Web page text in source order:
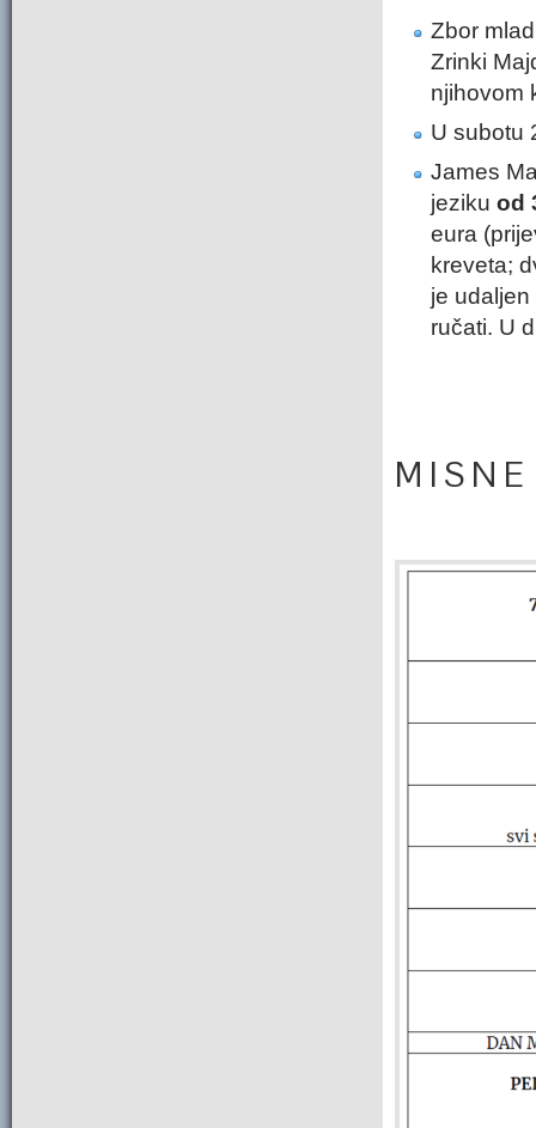
Zbor
Zrinki
njihovom
U subotu
James
jeziku od
eura
kreveta;
je
ručati. U
M I S N